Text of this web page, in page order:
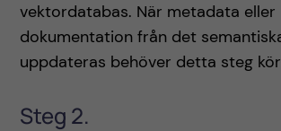
vektordatabas. När metadata eller
dokumentation från det
uppdateras behöver detta steg
Steg 2.